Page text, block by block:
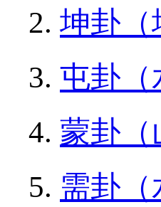
坤卦（
屯卦（
蒙卦（
需卦（